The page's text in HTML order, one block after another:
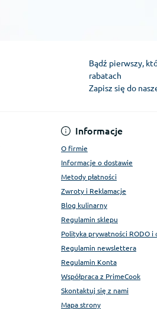
Bądź pierwszy,
rabatach
Zapisz się do
Informacje
O firmie
Informacje o dostawie
Metody płatności
Zwroty i Reklamacje
Blog kulinarny
Regulamin sklepu
Polityka prywatności RODO i
Regulamin newslettera
Regulamin Konta
Współpraca z PrimeCook
Skontaktuj się z nami
Mapa strony